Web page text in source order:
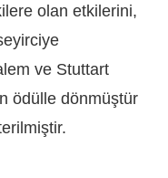
olan etkilerini,
ve Stuttart
ödülle dönmüştür